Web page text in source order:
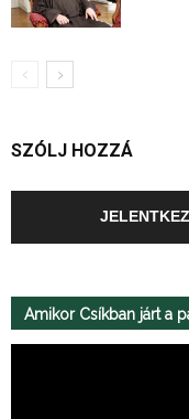
SZÓLJ HOZZÁ
Amikor Csíkban járt a